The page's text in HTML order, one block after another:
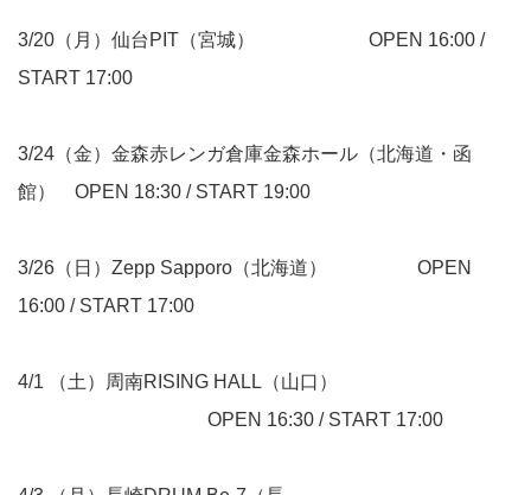
3/20（月）仙台PIT（宮城） OPEN 16:00 /
START 17:00
3/24（金）金森赤レンガ倉庫金森ホール（北海道・函
館） OPEN 18:30 / START 19:00
3/26（日）Zepp Sapporo（北海道） OPEN
16:00 / START 17:00
4/1 （土）周南RISING HALL（山口）
OPEN 16:30 / START 17:00